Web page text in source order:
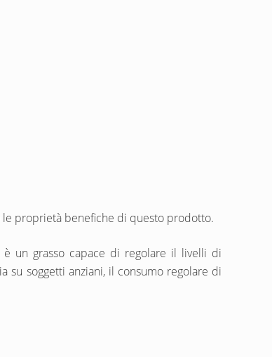
le proprietà benefiche di questo prodotto.
un grasso capace di regolare il livelli di
su soggetti anziani, il consumo regolare di